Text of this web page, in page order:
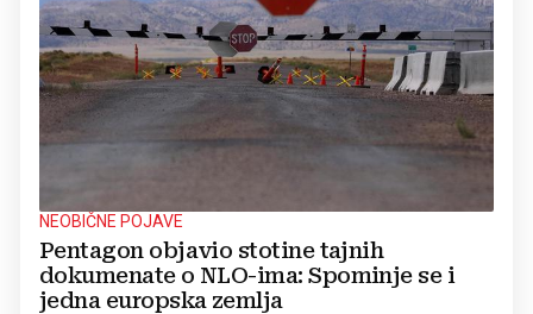
NEOBIČNE POJAVE
Pentagon objavio stotine tajnih
dokumenate o NLO-ima: Spominje se i
jedna europska zemlja